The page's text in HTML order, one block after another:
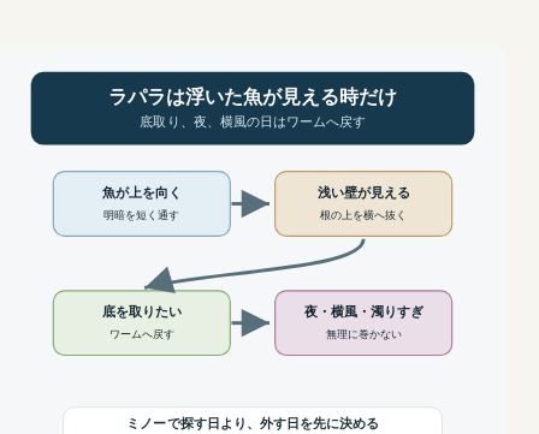
ラパラは浮いた魚が見える時だけ
底取り、夜、横風の日はワームへ戻す
魚が上を向く
明暗を短く通す
浅い壁が見える
根の上を横へ抜く
底を取りたい
ワームへ戻す
夜・横風・濁りすぎ
無理に巻かない
ミノーで探す日より、外す日を先に決める